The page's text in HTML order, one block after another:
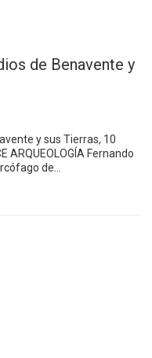
de Benavente y
y sus Tierras, 10
ARQUEOLOGÍA Fernando
de…